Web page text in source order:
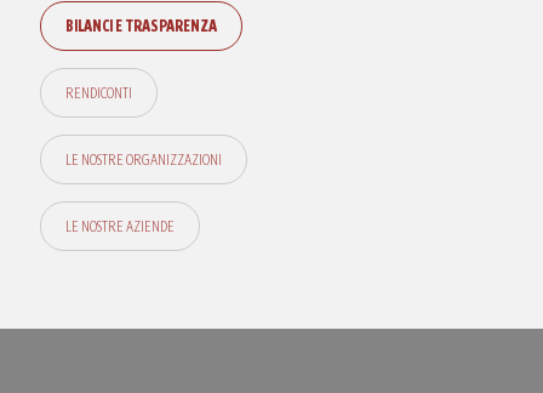
BILANCI E TRASPARENZA
RENDICONTI
LE NOSTRE ORGANIZZAZIONI
LE NOSTRE AZIENDE